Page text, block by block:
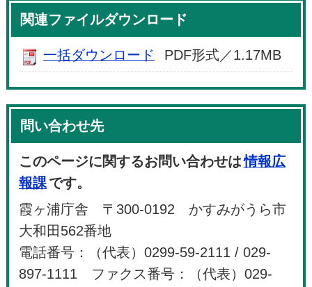
関連ファイルダウンロード
一括ダウンロード PDF形式／1.17MB
問い合わせ先
このページに関するお問い合わせは情報広
報課です。
霞ヶ浦庁舎 〒300-0192 かすみがうら市
大和田562番地
電話番号：（代表）0299-59-2111 / 029-
897-1111 ファクス番号：（代表）029-